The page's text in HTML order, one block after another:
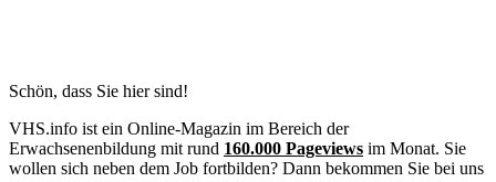
Schön, dass Sie hier sind!
VHS.info ist ein Online-Magazin im Bereich der
Erwachsenenbildung mit rund 160.000 Pageviews im Monat. Sie
wollen sich neben dem Job fortbilden? Dann bekommen Sie bei uns